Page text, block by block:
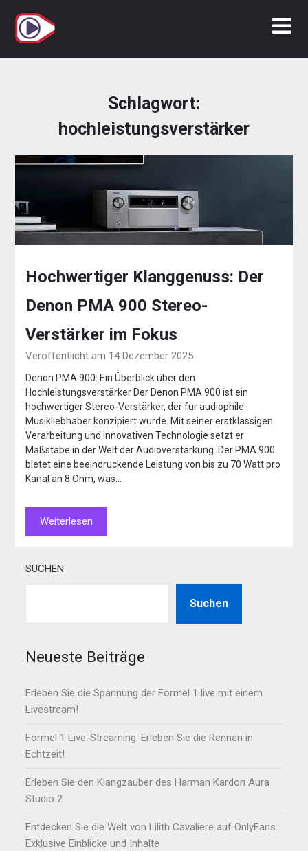
Inhalt
springen
Schlagwort:
hochleistungsverstärker
Hochwertiger Klanggenuss: Der
Denon PMA 900 Stereo-
Verstärker im Fokus
Veröffentlicht am 14 Dezember 2025
Denon PMA 900: Ein Überblick über den
Hochleistungsverstärker Der Denon PMA 900 ist ein
hochwertiger Stereo-Verstärker, der für audiophile
Musikliebhaber konzipiert wurde. Mit seiner erstklassigen
Verarbeitung und innovativen Technologie setzt er
Maßstäbe in der Welt der Audioverstärkung. Der PMA 900
bietet eine beeindruckende Leistung von bis zu 70 Watt pro
Kanal an 8 Ohm, was…
Weiterlesen
SUCHEN
Suchen
Neueste Beiträge
Erleben Sie die Spannung der Formel 1 live mit einem
Livestream!
Formel 1 Live-Streaming: Erleben Sie die Rennen in
Echtzeit!
Erleben Sie den Klangzauber des Harman Kardon Aura
Studio 2
Entdecken Sie die Welt von Lilith Cavaliere auf OnlyFans:
Exklusive Einblicke und Inhalte